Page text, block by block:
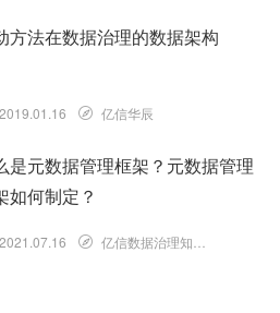
方法在数据治理的数据架构
2019.01.16 亿信华辰
是元数据管理框架？元数据管理
如何制定？
2021.07.16 亿信数据治理知识库